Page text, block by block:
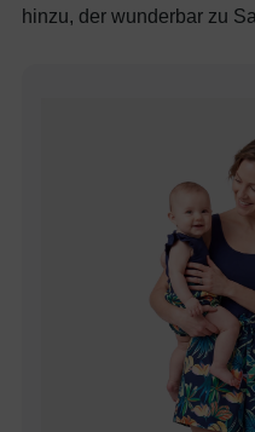
hinzu, der wunderbar zu